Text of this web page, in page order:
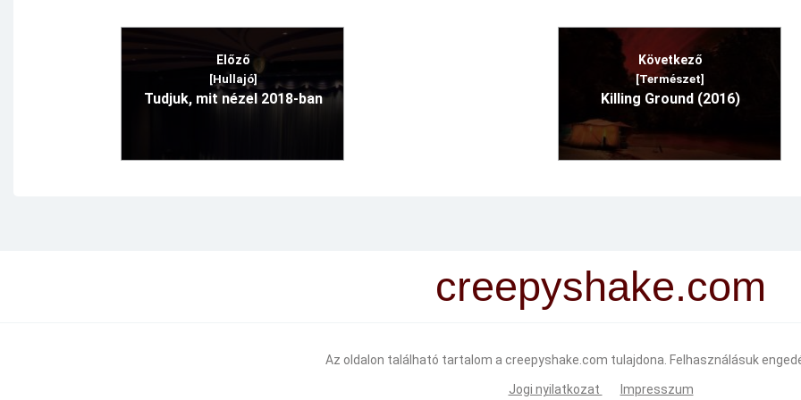
Előző
[Hullajó]
Tudjuk, mit nézel 2018-ban
Következő
[Természet]
Killing Ground (2016)
creepyshake.com
Az oldalon található tartalom a creepyshake.com tulajdona. Felhasználásuk
Jogi nyilatkozat Impresszum